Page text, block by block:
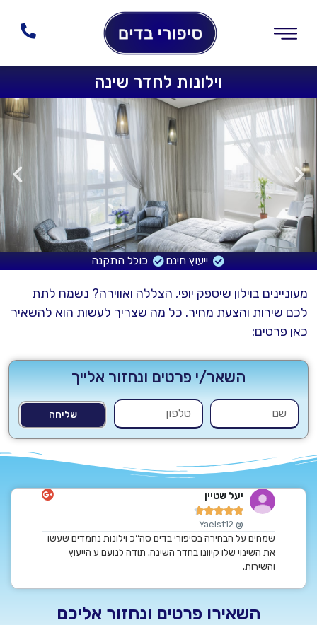
וילונות לחדר שינה
ייעוץ חינם כולל התקנה
מעוניינים בוילון שיספק יופי, הצללה ואווירה? נשמח לתת
לכם שירות והצעת מחיר. כל מה שצריך לעשות הוא להשאיר
כאן פרטים:
השאר/י פרטים ונחזור אלייך
שליחה
יעל שטיין





@ Yaelst12
שמחים על הבחירה בסיפורי בדים סה׳׳כ וילונות נחמדים שעשו
את השינוי שלו קיוונו בחדר השינה. תודה לנועם ע הייעוץ
והשירות.
השאירו פרטים ונחזור אליכם